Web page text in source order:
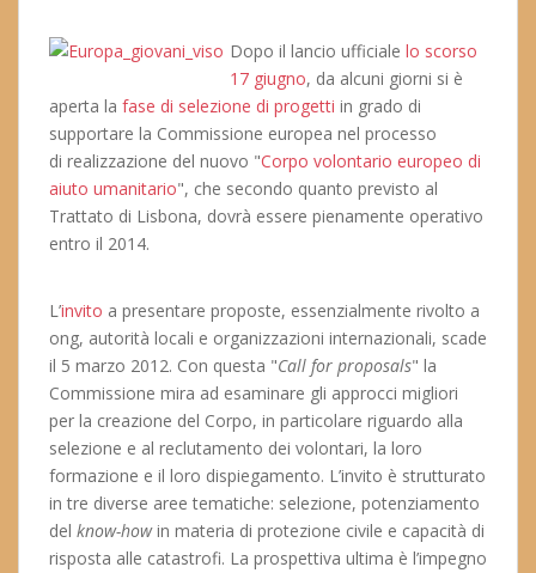
Dopo il lancio ufficiale lo scorso
17 giugno, da alcuni giorni si è
aperta la fase di selezione di progetti in grado di
supportare la Commissione europea nel processo
di realizzazione del nuovo "Corpo volontario europeo di
aiuto umanitario", che secondo quanto previsto al
Trattato di Lisbona, dovrà essere pienamente operativo
entro il 2014.
L’invito a presentare proposte, essenzialmente rivolto a
ong, autorità locali e organizzazioni internazionali, scade
il 5 marzo 2012. Con questa "Call for proposals" la
Commissione mira ad esaminare gli approcci migliori
per la creazione del Corpo, in particolare riguardo alla
selezione e al reclutamento dei volontari, la loro
formazione e il loro dispiegamento. L’invito è strutturato
in tre diverse aree tematiche: selezione, potenziamento
del know-howin materia di protezione civile e capacità di
risposta alle catastrofi. La prospettiva ultima è l’impegno